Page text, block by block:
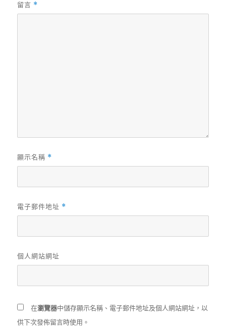
留言 *
顯示名稱 *
電子郵件地址 *
個人網站網址
在瀏覽器中儲存顯示名稱、電子郵件地址及個人網站網址，以
供下次發佈留言時使用。